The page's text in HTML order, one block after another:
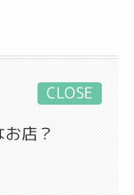
CLOSE
店？